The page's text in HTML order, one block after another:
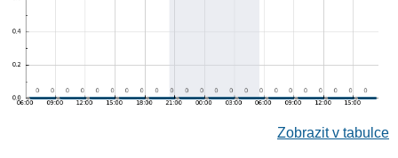
Zobrazit v tabulce